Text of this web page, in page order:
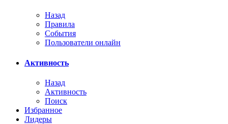
Назад
Правила
События
Пользователи онлайн
Активность
Назад
Активность
Поиск
Избранное
Лидеры